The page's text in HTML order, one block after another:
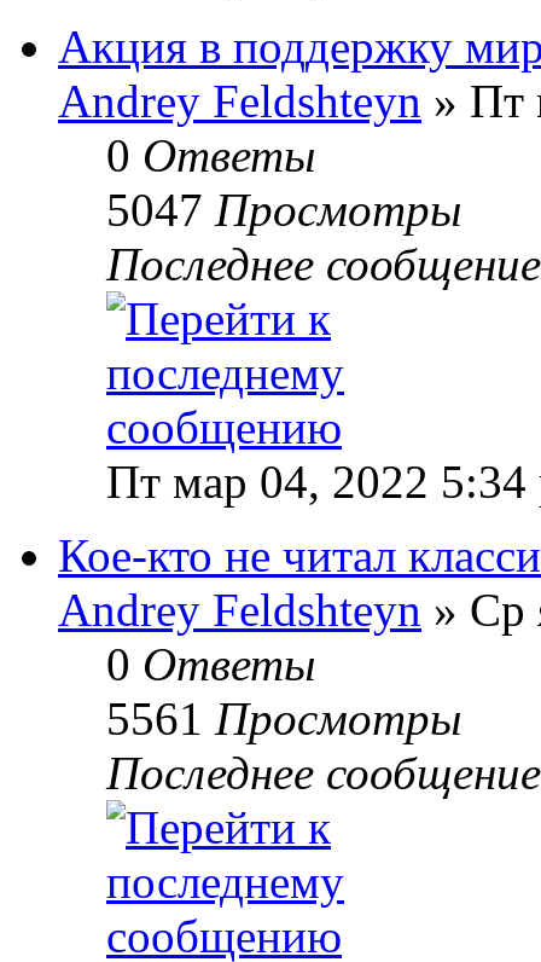
Акция в поддержку
Andrey Feldshteyn » Пт
0 Ответы
5047 Просмотры
Последнее
Пт мар 04, 2022 5:34
Кое-кто не читал
Andrey Feldshteyn » Ср
0 Ответы
5561 Просмотры
Последнее